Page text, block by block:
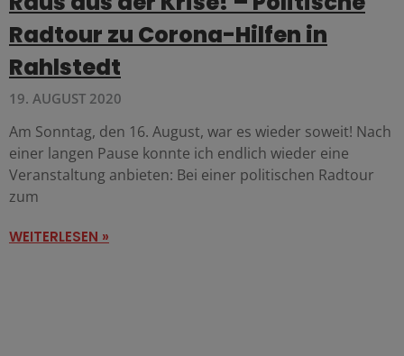
Radtour zu Corona-Hilfen in
Rahlstedt
19. AUGUST 2020
Am Sonntag, den 16. August, war es wieder soweit! Nach
einer langen Pause konnte ich endlich wieder eine
Veranstaltung anbieten: Bei einer politischen Radtour
zum
WEITERLESEN »